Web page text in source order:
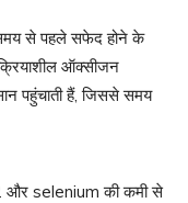
से पहले सफेद होने के
ऑक्सीजन
पहुंचाती हैं, जिससे समय
selenium की कमी से